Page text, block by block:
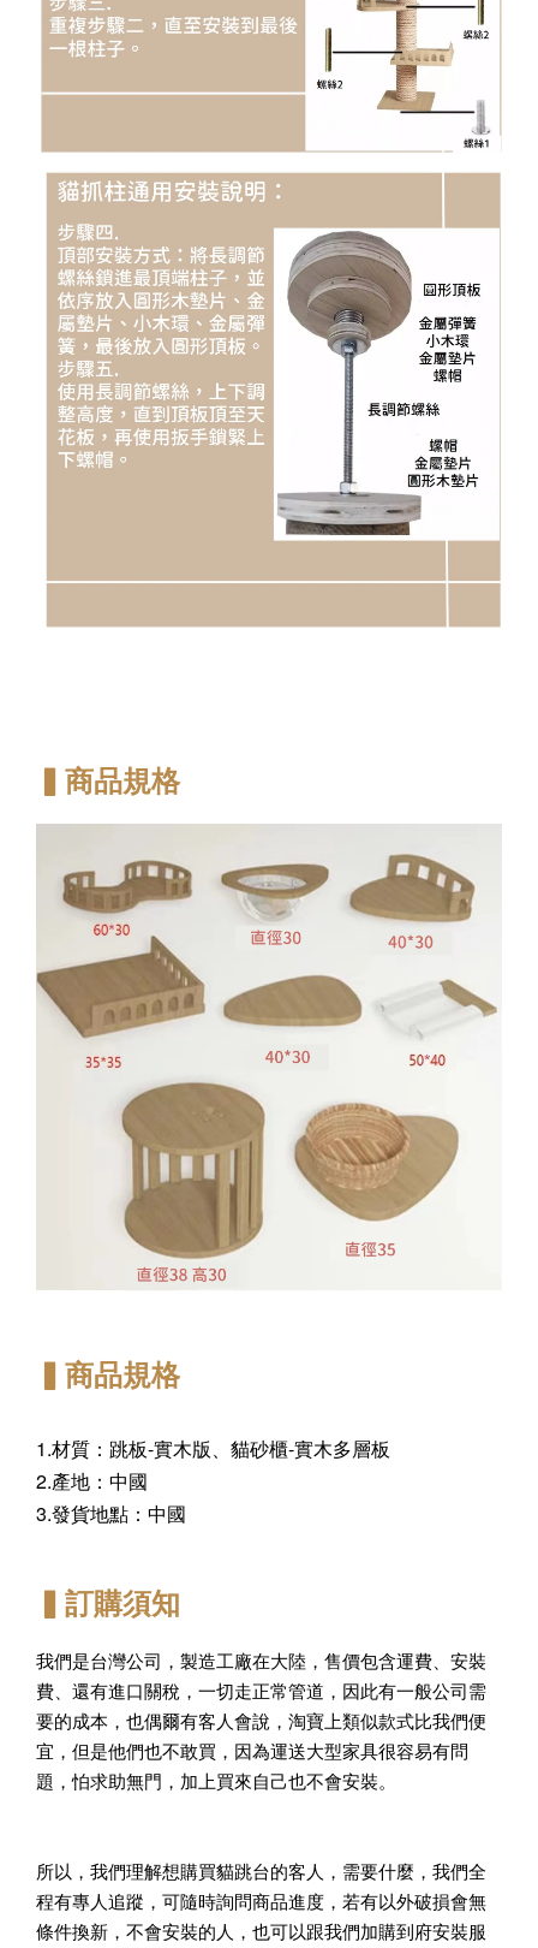
▍商品規格
▍商品規格
1.材質：跳板-實木版、貓砂櫃-實木多層板
2.產地：中國
3.發貨地點：中國
▍訂購須知
我們是台灣公司，製造工廠在大陸，售價包含運費、安裝
費、還有進口關稅，一切走正常管道，因此有一般公司需
要的成本，也偶爾有客人會說，淘寶上類似款式比我們便
宜，但是他們也不敢買，因為運送大型家具很容易有問
題，怕求助無門，加上買來自己也不會安裝。
所以，我們理解想購買貓跳台的客人，需要什麼，我們全
程有專人追蹤，可隨時詢問商品進度，若有以外破損會無
條件換新，不會安裝的人，也可以跟我們加購到府安裝服